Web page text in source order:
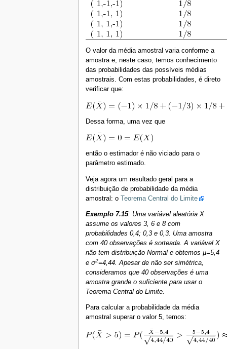
O valor da média amostral varia conforme a
amostra e, neste caso, temos conhecimento
das probabilidades das possíveis médias
amostrais. Com estas probabilidades, é direto
verificar que:
Dessa forma, uma vez que
então o estimador é não viciado para o
parâmetro estimado.
Veja agora um resultado geral para a
distribuição de probabilidade da média
amostral: o Teorema Central do Limite
Exemplo 7.15: Uma variável aleatória X
assume os valores 3, 6 e 8 com
probabilidades 0,4; 0,3 e 0,3. Uma amostra
com 40 observações é sorteada. A variável X
não tem distribuição Normal e obtemos µ=5,4
e σ2=4,44. Apesar de não ser simétrica,
consideramos que 40 observações é uma
amostra grande o suficiente para usar o
Teorema Central do Limite.
Para calcular a probabilidade da média
amostral superar o valor 5, temos: